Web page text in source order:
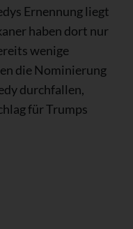
Ernennung liegt
haben dort nur
wenige
die Nominierung
durchfallen,
für Trumps